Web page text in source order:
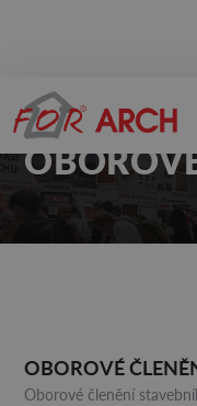
OBOROVÉ
Oborové členění